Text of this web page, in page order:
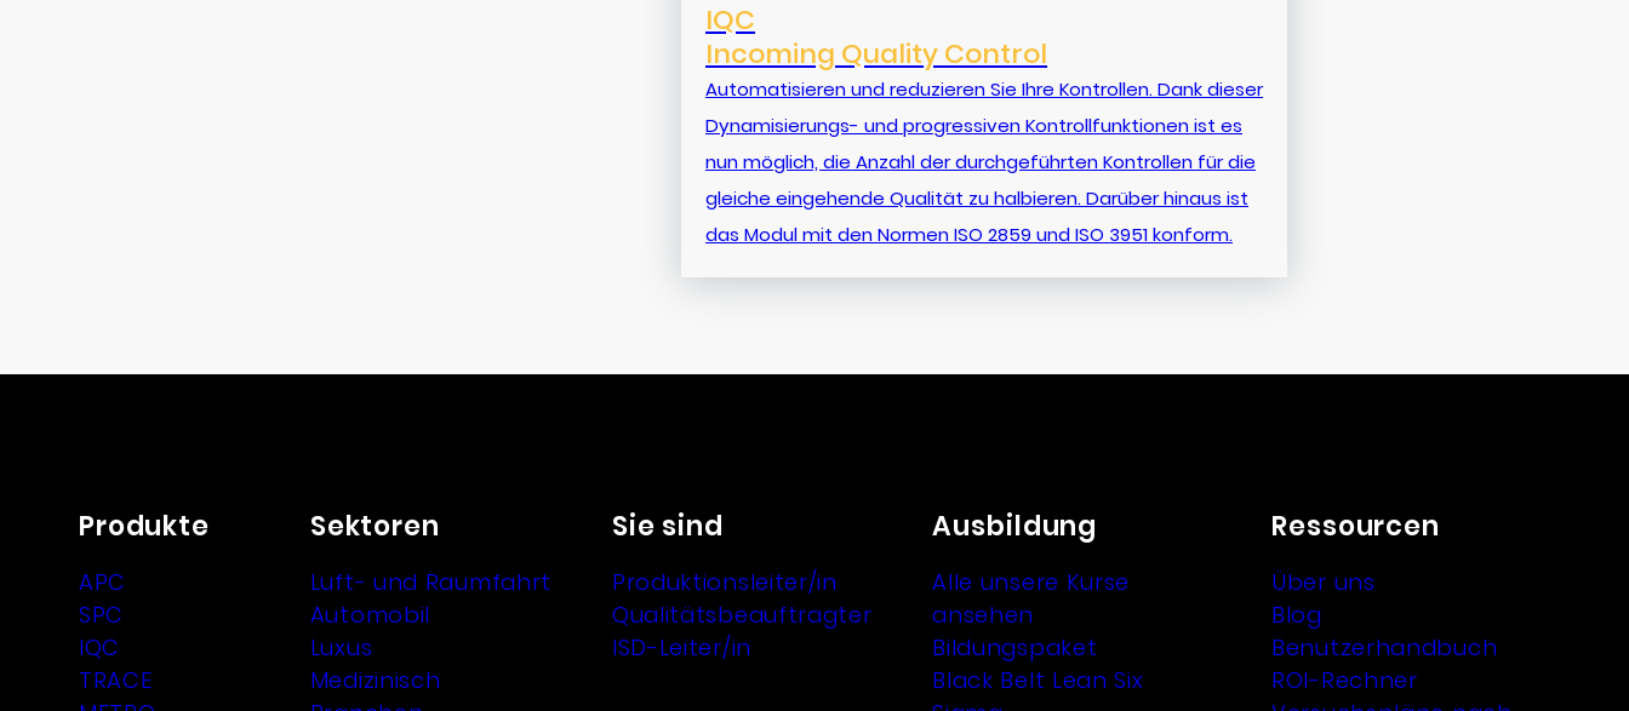
IQC
Incoming Quality Control
Automatisieren und reduzieren Sie Ihre Kontrollen. Dank dieser
Dynamisierungs- und progressiven Kontrollfunktionen ist es
nun möglich, die Anzahl der durchgeführten Kontrollen für die
gleiche eingehende Qualität zu halbieren. Darüber hinaus ist
das Modul mit den Normen ISO 2859 und ISO 3951 konform.
Produkte
APC
SPC
IQC
TRACE
Sektoren
Luft- und Raumfahrt
Automobil
Luxus
Medizinisch
Sie sind
Produktionsleiter/in
Qualitätsbeauftragter
ISD-Leiter/in
Ausbildung
Alle unsere Kurse
ansehen
Bildungspaket
Black Belt Lean Six
Ressourcen
Über uns
Blog
Benutzerhandbuch
ROI-Rechner